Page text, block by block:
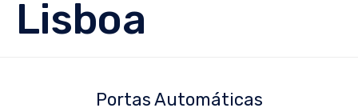
Lisboa
Portas Automáticas